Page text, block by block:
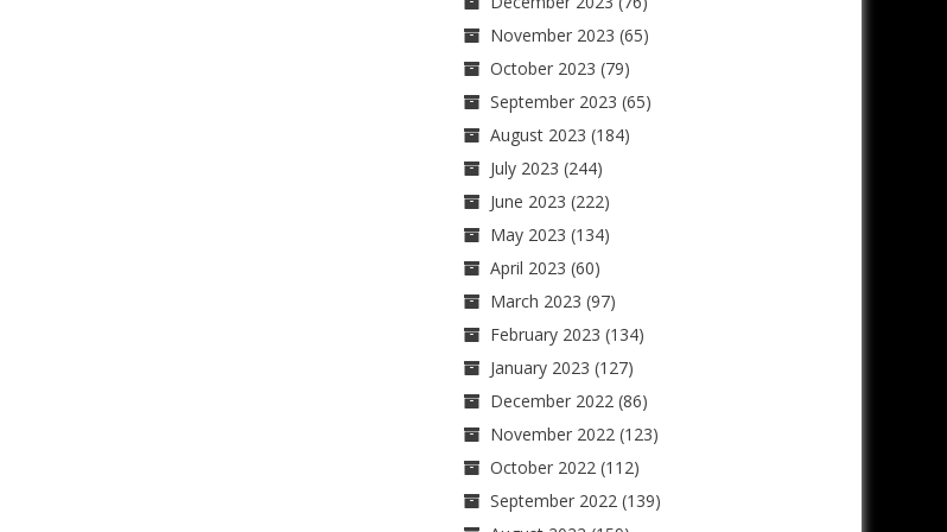
November 2023 (65)
October 2023 (79)
September 2023 (65)
August 2023 (184)
July 2023 (244)
June 2023 (222)
May 2023 (134)
April 2023 (60)
March 2023 (97)
February 2023 (134)
January 2023 (127)
December 2022(86)
November 2022(123)
October 2022(112)
September 2022(139)